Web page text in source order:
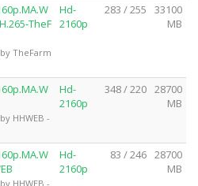
TheF
TheFarm
Hd-
2160p
283 / 255
33100
MB
HHWEB -
Hd-
2160p
348 / 220 28700
MB
HHWEB -
Hd-
2160p
83 / 246 28700
MB